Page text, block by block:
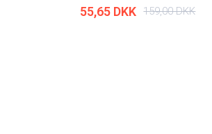
55,65 DKK 159,00 DKK